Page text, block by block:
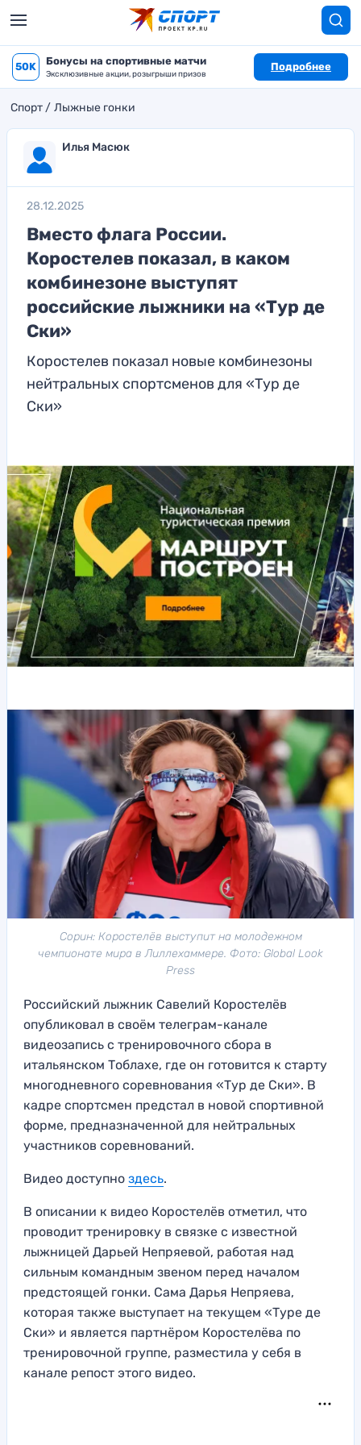
50K Бонусы на спортивные матчи
Эксклюзивные акции, розыгрыши призов
Подробнее
Спорт Лыжные гонки
Илья Масюк
28.12.2025
Вместо флага России.
Коростелев показал, в каком
комбинезоне выступят
российские лыжники на «Тур де
Ски»
Коростелев показал новые комбинезоны
нейтральных спортсменов для «Тур де
Ски»
Сорин: Коростелёв выступит на молодежном
чемпионате мира в Лиллехаммере. Фото: Global Look
Press
Российский лыжник Савелий Коростелёв
опубликовал в своём телеграм-канале
видеозапись с тренировочного сбора в
итальянском Тоблахе, где он готовится к старту
многодневного соревнования «Тур де Ски». В
кадре спортсмен предстал в новой спортивной
форме, предназначенной для нейтральных
участников соревнований.
Видео доступно здесь.
В описании к видео Коростелёв отметил, что
проводит тренировку в связке с известной
лыжницей Дарьей Непряевой, работая над
сильным командным звеном перед началом
предстоящей гонки. Сама Дарья Непряева,
которая также выступает на текущем «Туре де
Ски» и является партнёром Коростелёва по
тренировочной группе, разместила у себя в
канале репост этого видео.